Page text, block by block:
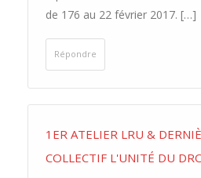
de 176 au 22 février 2017. […]
Répondre
1ER ATELIER LRU &
COLLECTIF L'UNITÉ DU